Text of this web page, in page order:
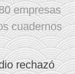
empresas
cuadernos
rechazó